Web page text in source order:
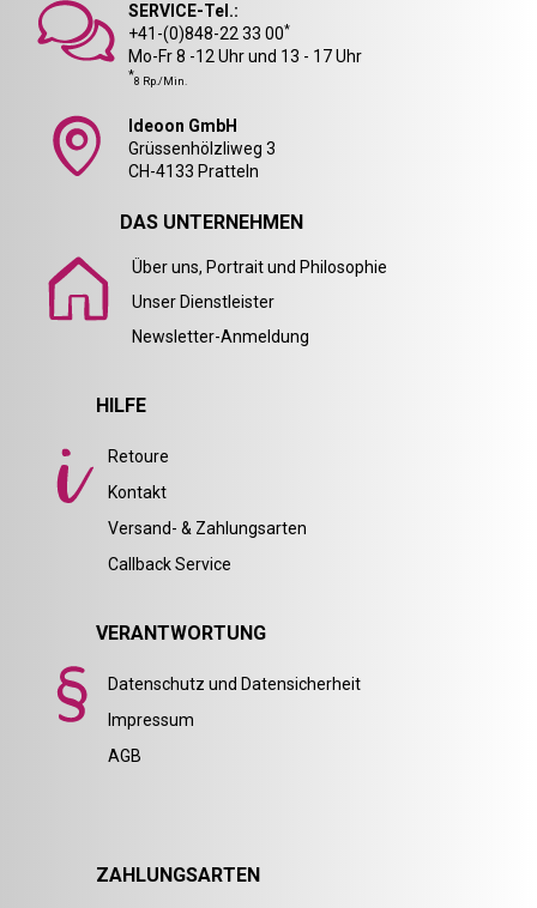
SERVICE-Tel.:
+41-(0)848-22 33 00*
Mo-Fr 8 -12 Uhr und 13 - 17 Uhr
*8 Rp./Min.
Ideoon GmbH
Grüssenhölzliweg 3
CH-4133 Pratteln
DAS UNTERNEHMEN
Über uns, Portrait und Philosophie
Unser Dienstleister
Newsletter-Anmeldung
HILFE
Retoure
Kontakt
Versand- & Zahlungsarten
Callback Service
VERANTWORTUNG
Datenschutz und Datensicherheit
Impressum
AGB
ZAHLUNGSARTEN